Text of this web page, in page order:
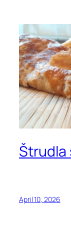
Štrudla
April 10, 2026